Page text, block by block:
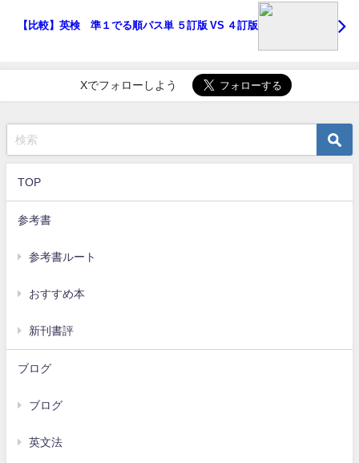
【比較】英検®準１でる順パス単 ５訂版 VS ４訂版
Xでフォローしよう
TOP
参考書
参考書ルート
おすすめ本
新刊書評
ブログ
ブログ
英文法